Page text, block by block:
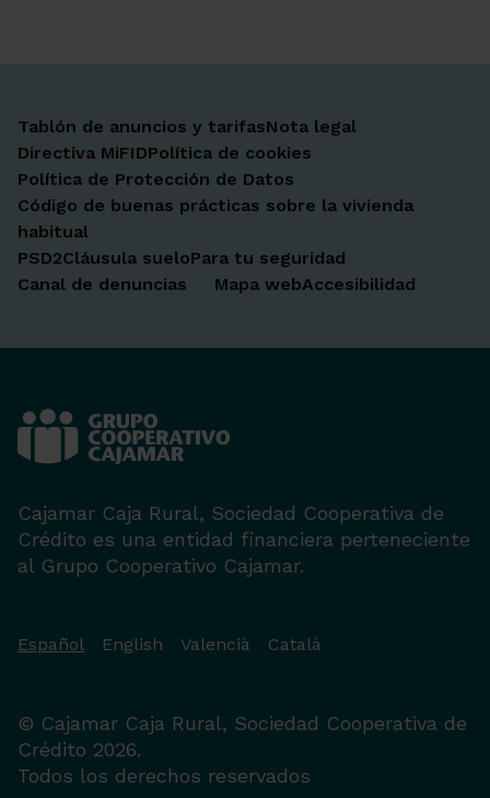
Tablón de anuncios y tarifasNota legal
Directiva MiFIDPolítica de cookies
Política de Protección de Datos
Código de buenas prácticas sobre la vivienda
habitual
PSD2Cláusula sueloPara tu seguridad
Canal de denuncias
Mapa webAccesibilidad
Cajamar Caja Rural, Sociedad Cooperativa de
Crédito es una entidad financiera perteneciente
al Grupo Cooperativo Cajamar.
Español English Valencià Català
© Cajamar Caja Rural, Sociedad Cooperativa de
Crédito 2026.
Todos los derechos reservados